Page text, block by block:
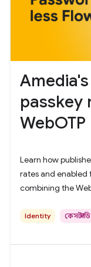
passkey
WebOTP
Learn how
rates and enabled
combining the
Identity কেস স্টাডি